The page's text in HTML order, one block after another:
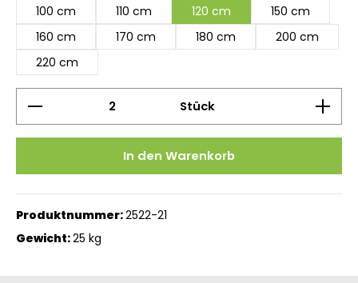
100 cm 110 cm 120 cm
150 cm
160 cm
170 cm 180 cm
200 cm
220 cm
Produkt Anzahl: Gib den gewünschten Wert
Stück
In den Warenkorb
Produktnummer:2522-21
Gewicht:25 kg